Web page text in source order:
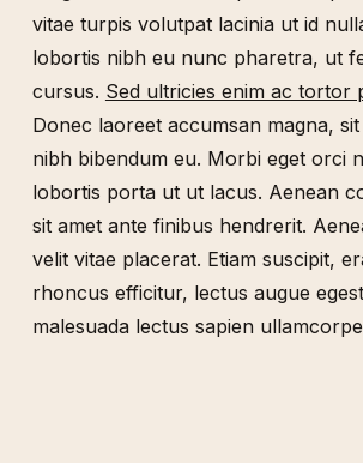
vitae turpis volutpat lacinia ut id
lobortis nibh eu nunc pharetra, ut
cursus. Sed ultricies enim ac tortor
Donec laoreet accumsan magna,
nibh bibendum eu. Morbi eget orci
lobortis porta ut ut lacus. Aenean
sit amet ante finibus hendrerit.
velit vitae placerat. Etiam suscipit,
rhoncus efficitur, lectus augue
malesuada lectus sapien